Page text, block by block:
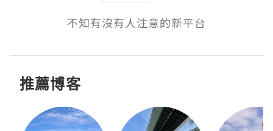
不知有沒有人注意的新平台
推薦博客